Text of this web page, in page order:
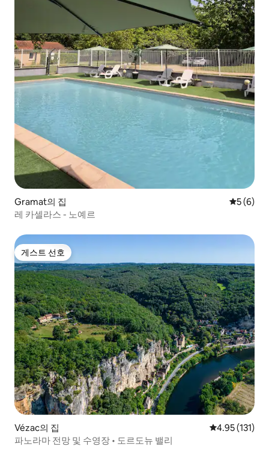
Gramat의 집 평점 5점
5 (6)
레 카셀라스 - 노예르
게스트 선호
게스트 선호
Vézac의 집 평점 4.95점(5
4.95 (131)
파노라마 전망 및 수영장 • 도르도뉴 밸리